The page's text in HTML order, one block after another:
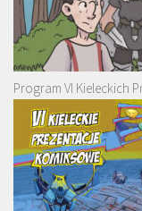
Program VI Kieleckich